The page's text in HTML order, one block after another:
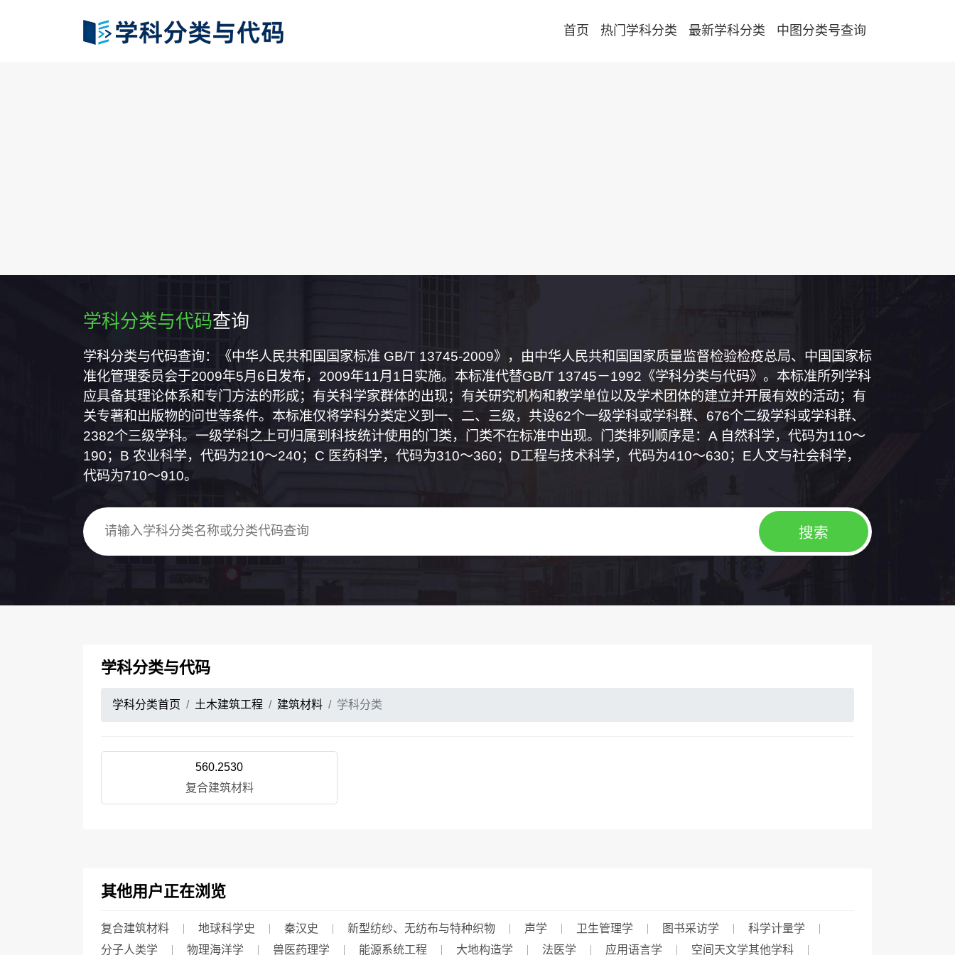
首页 热门学科分类 最新学科分类 中图分类号查询
学科分类与代码查询
学科分类与代码查询：《中华人民共和国国家标准 GB/T 13745-2009》，由中华人民共和国国家质量监督检验检疫总局、中国国家标
准化管理委员会于2009年5月6日发布，2009年11月1日实施。本标准代替GB/T 13745－1992《学科分类与代码》。本标准所列学科
应具备其理论体系和专门方法的形成；有关科学家群体的出现；有关研究机构和教学单位以及学术团体的建立并开展有效的活动；有
关专著和出版物的问世等条件。本标准仅将学科分类定义到一、二、三级，共设62个一级学科或学科群、676个二级学科或学科群、
2382个三级学科。一级学科之上可归属到科技统计使用的门类，门类不在标准中出现。门类排列顺序是：A 自然科学，代码为110～
190；B 农业科学，代码为210～240；C 医药科学，代码为310～360；D工程与技术科学，代码为410～630；E人文与社会科学，
代码为710～910。
学科分类与代码
学科分类首页 土木建筑工程 建筑材料 学科分类
560.2530
复合建筑材料
其他用户正在浏览
复合建筑材料 地球科学史 秦汉史 新型纺纱、无纺布与特种织物 声学 卫生管理学 图书采访学
科学计量学
分子人类学
物理海洋学 兽医药理学 能源系统工程 大地构造学 法医学 应用语言学 空间天文学其他学科